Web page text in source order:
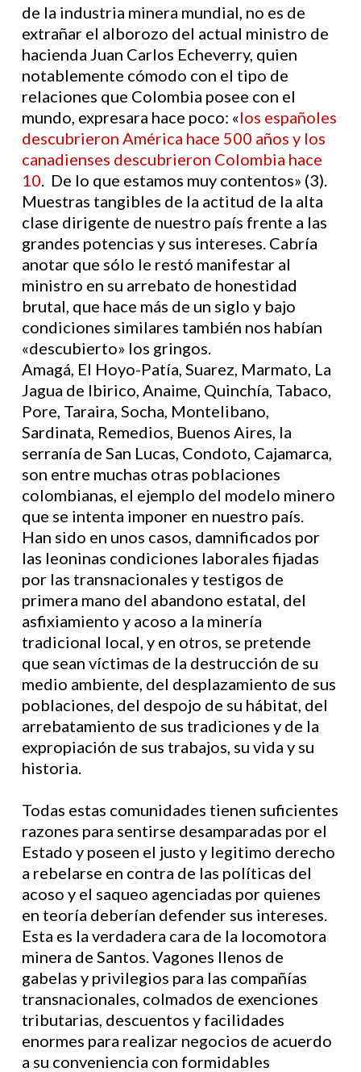
de la industria minera mundial, no es de
extrañar el alborozo del actual ministro de
hacienda Juan Carlos Echeverry, quien
notablemente cómodo con el tipo de
relaciones que Colombia posee con el
mundo, expresara hace poco: «los españoles
descubrieron América hace 500 años y los
canadienses descubrieron Colombia hace
10. De lo que estamos muy contentos» (3).
Muestras tangibles de la actitud de la alta
clase dirigente de nuestro país frente a las
grandes potencias y sus intereses. Cabría
anotar que sólo le restó manifestar al
ministro en su arrebato de honestidad
brutal, que hace más de un siglo y bajo
condiciones similares también nos habían
«descubierto» los gringos.
Amagá, El Hoyo-Patía, Suarez, Marmato, La
Jagua de Ibirico, Anaime, Quinchía, Tabaco,
Pore, Taraira, Socha, Montelibano,
Sardinata, Remedios, Buenos Aires, la
serranía de San Lucas, Condoto, Cajamarca,
son entre muchas otras poblaciones
colombianas, el ejemplo del modelo minero
que se intenta imponer en nuestro país.
Han sido en unos casos, damnificados por
las leoninas condiciones laborales fijadas
por las transnacionales y testigos de
primera mano del abandono estatal, del
asfixiamiento y acoso a la minería
tradicional local, y en otros, se pretende
que sean víctimas de la destrucción de su
medio ambiente, del desplazamiento de sus
poblaciones, del despojo de su hábitat, del
arrebatamiento de sus tradiciones y de la
expropiación de sus trabajos, su vida y su
historia.
Todas estas comunidades tienen suficientes
razones para sentirse desamparadas por el
Estado y poseen el justo y legitimo derecho
a rebelarse en contra de las políticas del
acoso y el saqueo agenciadas por quienes
en teoría deberían defender sus intereses.
Esta es la verdadera cara de la locomotora
minera de Santos. Vagones llenos de
gabelas y privilegios para las compañías
transnacionales, colmados de exenciones
tributarias, descuentos y facilidades
enormes para realizar negocios de acuerdo
a su conveniencia con formidables